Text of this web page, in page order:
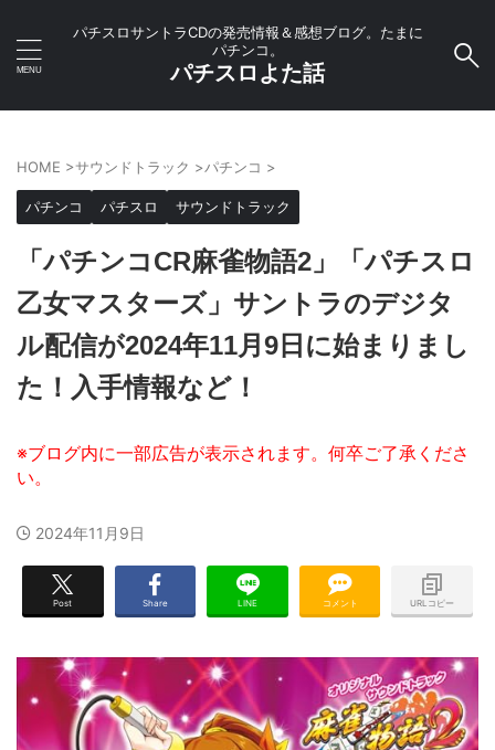
パチスロサントラCDの発売情報＆感想ブログ。たまに
パチンコ。
パチスロよた話
HOME >サウンドトラック >パチンコ >
パチンコ パチスロ サウンドトラック
「パチンコCR麻雀物語2」「パチスロ
乙女マスターズ」サントラのデジタ
ル配信が2024年11月9日に始まりまし
た！入手情報など！
2024年11月9日
Post Share LINE コメント URLコピー